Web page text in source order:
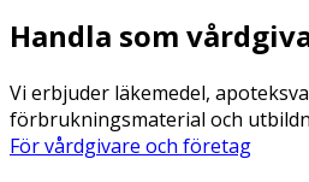
Handla som
Vi erbjuder läkemedel,
förbrukningsmaterial och
För vårdgivare och företag